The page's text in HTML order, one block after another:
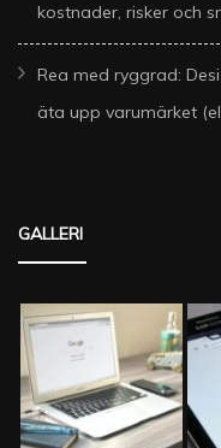
kostnader, risker och
Rea med ryggrad:
äta upp varumärket
GALLERI